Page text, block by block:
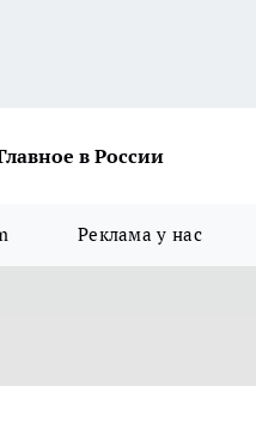
в России
Реклама у нас